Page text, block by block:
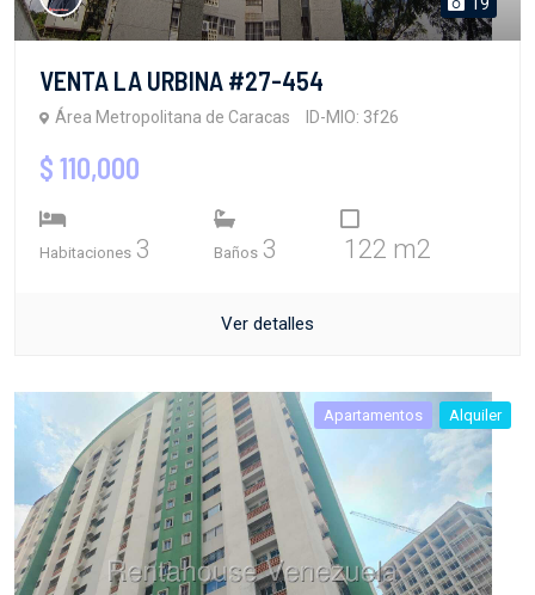
VENTA LA URBINA #27-454
Área Metropolitana de Caracas ID-MIO: 3f26
$ 110,000
Habitaciones 3 Baños 3 122 m2
Ver detalles
Apartamentos Alquiler